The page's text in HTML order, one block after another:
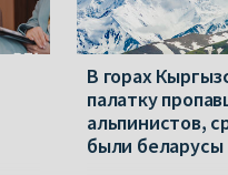
В горах
палатку
альпинистов,
были беларусы